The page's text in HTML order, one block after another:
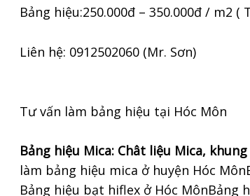
Bảng hiệu:250.000đ – 350.000đ / m2
Liên hệ: 0912502060 (Mr. Sơn)
Tư vấn làm bảng hiệu tại Hóc Môn​
Bảng hiệu Mica: Chât liệu Mica,
làm bảng hiệu mica ở huyện Hóc
Bảng hiệu bạt hiflex ở Hóc MônBảng